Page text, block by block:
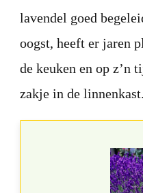
lavendel goed
oogst, heeft er jaren
de keuken en op z’n
zakje in de linnenkast.